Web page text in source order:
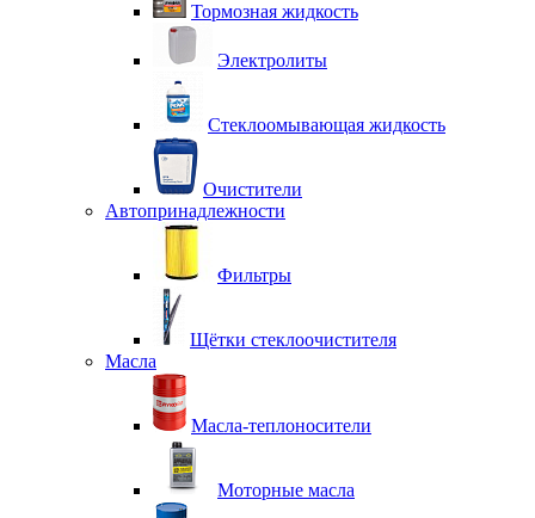
Тормозная жидкость
Электролиты
Стеклоомывающая жидкость
Очистители
Автопринадлежности
Фильтры
Щётки стеклоочистителя
Масла
Масла-теплоносители
Моторные масла